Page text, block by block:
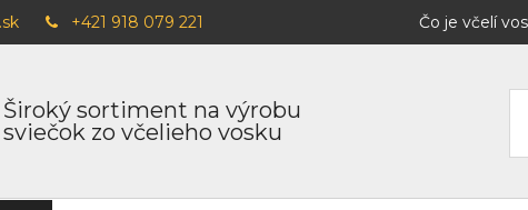
Široký sortiment na výrobu
sviečok zo včelieho vosku
+421 918 079 221 Čo je včelí